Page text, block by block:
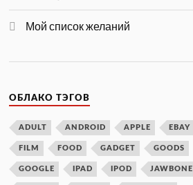
Мой список желаний
ОБЛАКО ТЭГОВ
ADULT ANDROID APPLE EBAY
FILM FOOD GADGET GOODS
GOOGLE IPAD IPOD JAWBONE